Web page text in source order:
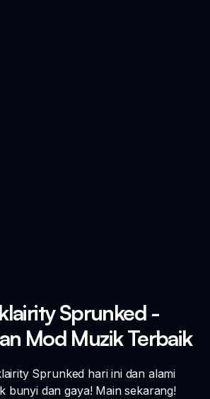
Sprunked -
Mod Muzik Terbaik
Sprunked hari ini dan alami
bunyi dan gaya! Main sekarang!